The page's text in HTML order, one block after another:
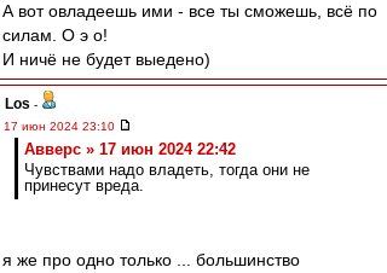
А вот овладеешь ими - все ты сможешь, всё по
силам. О э о!
И ничё не будет выедено)
Los -
17 июн 2024 23:10
Авверс » 17 июн 2024 22:42
Чувствами надо владеть, тогда они не
принесут вреда.
я же про одно только ... большинство